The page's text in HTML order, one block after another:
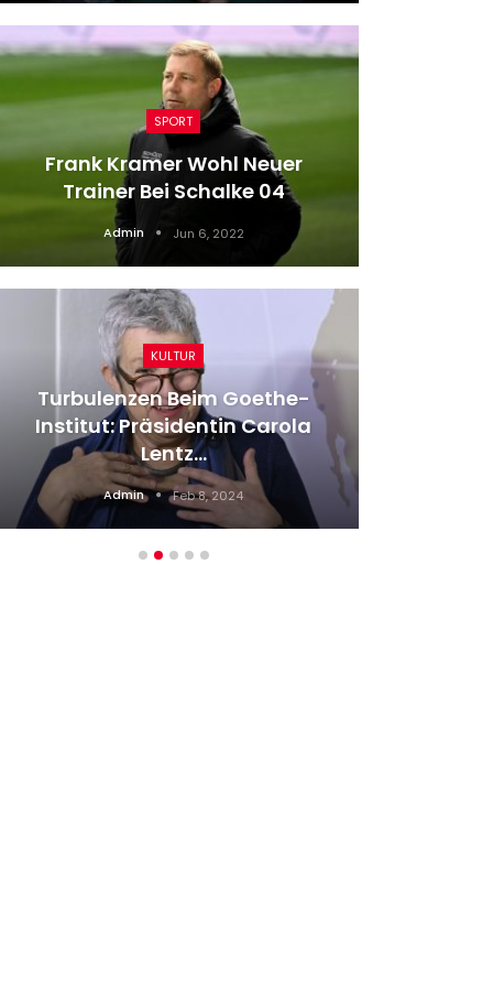
SPORT
Frank Kramer Wohl Neuer
Trainer Bei Schalke 04
Admin Jun 6, 2022
KULTUR
Turbulenzen Beim Goethe-
Institut: Präsidentin Carola
Lentz…
Admin Feb 8, 2024